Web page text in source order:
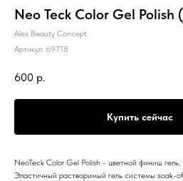
Neo Teck Color Gel Polish
Alex Beauty Concept
Артикул: 69718
600 р.
Купить сейчас
NeoTeck Color Gel Polish - цветной финиш гель,
Эластичный растворимый гель системы soak-